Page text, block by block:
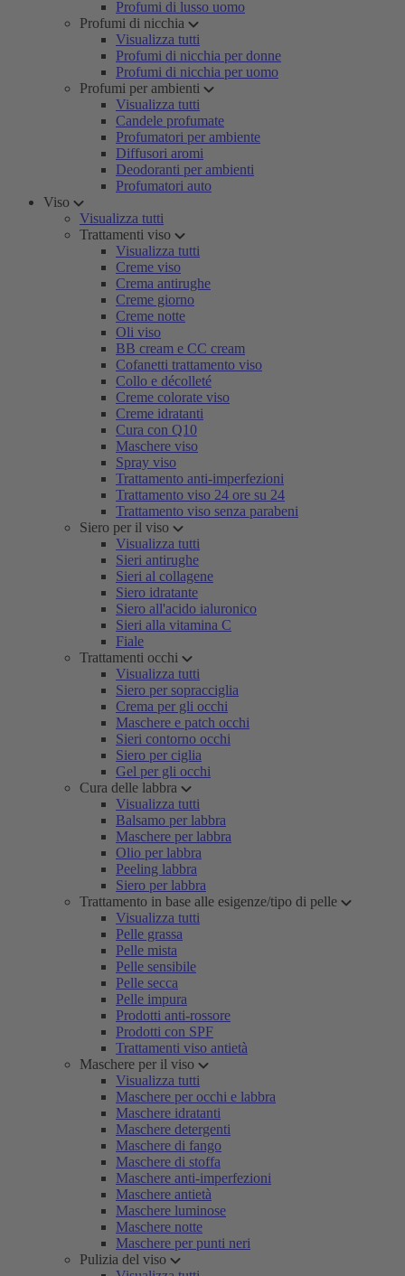
Profumi di lusso uomo
Profumi di nicchia
Visualizza tutti
Profumi di nicchia per donne
Profumi di nicchia per uomo
Profumi per ambienti
Visualizza tutti
Candele profumate
Profumatori per ambiente
Diffusori aromi
Deodoranti per ambienti
Profumatori auto
Viso
Visualizza tutti
Trattamenti viso
Visualizza tutti
Creme viso
Crema antirughe
Creme giorno
Creme notte
Oli viso
BB cream e CC cream
Cofanetti trattamento viso
Collo e décolleté
Creme colorate viso
Creme idratanti
Cura con Q10
Maschere viso
Spray viso
Trattamento anti-imperfezioni
Trattamento viso 24 ore su 24
Trattamento viso senza parabeni
Siero per il viso
Visualizza tutti
Sieri antirughe
Sieri al collagene
Siero idratante
Siero all'acido ialuronico
Sieri alla vitamina C
Fiale
Trattamenti occhi
Visualizza tutti
Siero per sopracciglia
Crema per gli occhi
Maschere e patch occhi
Sieri contorno occhi
Siero per ciglia
Gel per gli occhi
Cura delle labbra
Visualizza tutti
Balsamo per labbra
Maschere per labbra
Olio per labbra
Peeling labbra
Siero per labbra
Trattamento in base alle esigenze/tipo di pelle
Visualizza tutti
Pelle grassa
Pelle mista
Pelle sensibile
Pelle secca
Pelle impura
Prodotti anti-rossore
Prodotti con SPF
Trattamenti viso antietà
Maschere per il viso
Visualizza tutti
Maschere per occhi e labbra
Maschere idratanti
Maschere detergenti
Maschere di fango
Maschere di stoffa
Maschere anti-imperfezioni
Maschere antietà
Maschere luminose
Maschere notte
Maschere per punti neri
Pulizia del viso